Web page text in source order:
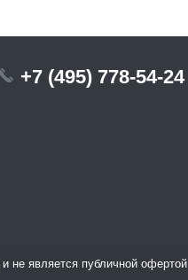
+7 (495) 778-54-24
не является публичной офертой